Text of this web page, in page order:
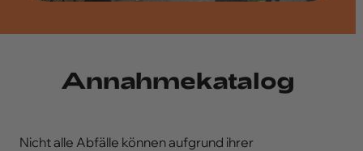
Annahmekatalog
Nicht alle Abfälle können aufgrund ihrer